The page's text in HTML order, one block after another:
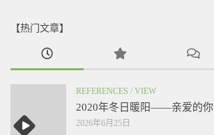
【热门文章】
REFERENCES / VIEW
2020年冬日暖阳——亲爱的你
2026年6月25日